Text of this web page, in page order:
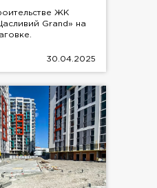
ЖК
Grand» на
30.04.2025